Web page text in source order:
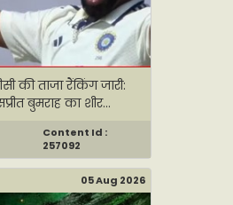
की ताजा रैंकिंग जारी:
बुमराह का शीर...
Content Id :
257092
05 Aug 2026